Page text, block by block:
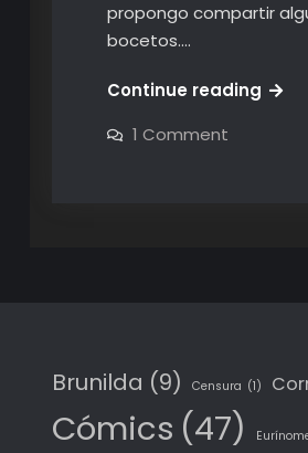
propongo compartir
bocetos.…
Continue reading
1 Commenton
Brunilda (9) Censura (1)
Cómics (47)